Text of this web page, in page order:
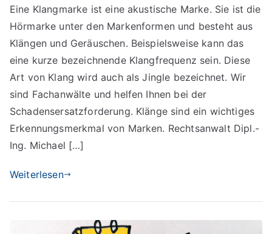
anmelden
Eine Klangmarke ist eine akustische Marke. Sie ist die
Hörmarke unter den Markenformen und besteht aus
Klängen und Geräuschen. Beispielsweise kann das
eine kurze bezeichnende Klangfrequenz sein. Diese
Art von Klang wird auch als Jingle bezeichnet. Wir
sind Fachanwälte und helfen Ihnen bei der
Schadensersatzforderung. Klänge sind ein wichtiges
Erkennungsmerkmal von Marken. Rechtsanwalt Dipl.-
Ing. Michael […]
Weiterlesen